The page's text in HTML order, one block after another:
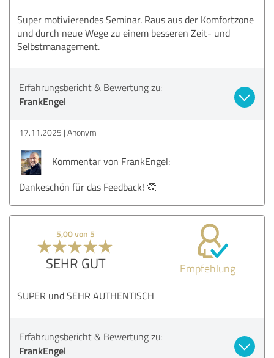
Super motivierendes Seminar. Raus aus der Komfortzone
und durch neue Wege zu einem besseren Zeit- und
Selbstmanagement.
Erfahrungsbericht & Bewertung zu:
FrankEngel
17.11.2025 Anonym
Kommentar von FrankEngel:
Dankeschön für das Feedback! 👏
5,00 von 5
SEHR GUT Empfehlung
SUPER und SEHR AUTHENTISCH
Erfahrungsbericht & Bewertung zu:
FrankEngel